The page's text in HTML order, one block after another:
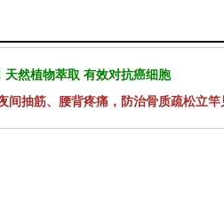
然植物萃取 有效对抗癌细胞
间抽筋、腰背疼痛，防治骨质疏松立竿